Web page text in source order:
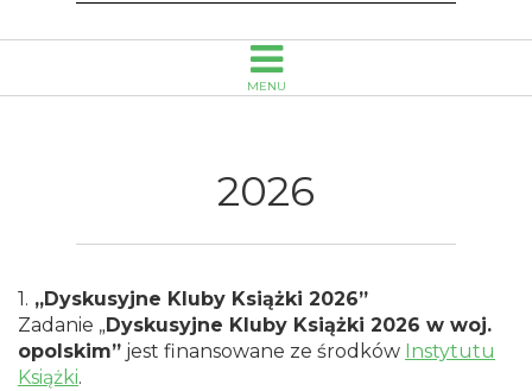
MENU
2026
1. „Dyskusyjne Kluby Książki 2026”
Zadanie „Dyskusyjne Kluby Książki 2026 w woj.
opolskim” jest finansowane ze środków Instytutu
Książki.